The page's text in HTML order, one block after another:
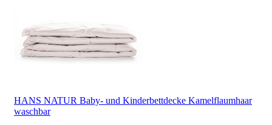
HANS NATUR Baby- und Kinderbettdecke Kamelflaumhaar
waschbar